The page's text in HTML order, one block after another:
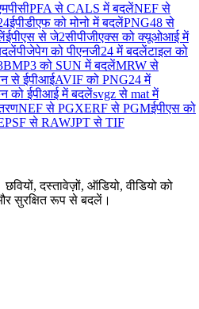
PFA से CALS में बदलेंNEF से
ईपीडीएफ को मोनो में बदलेंPNG48 से
ईपीएस से जे2सीपीजीएक्स को क्यूओआई में
पीजेपेग को पीएनजी24 में बदलेंटाइल को
BMP3 को SUN में बदलेंMRW से
से ईपीआईAVIF को PNG24 में
को ईपीआई में बदलेंsvgz से mat में
NEF से PGXERF से PGMईपीएस को
से RAWJPT से TIF
दस्तावेज़ों, ऑडियो, वीडियो को
सुरक्षित रूप से बदलें।